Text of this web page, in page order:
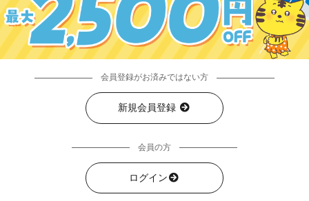
会員登録がお済みではない方
新規会員登録
会員の方
ログイン